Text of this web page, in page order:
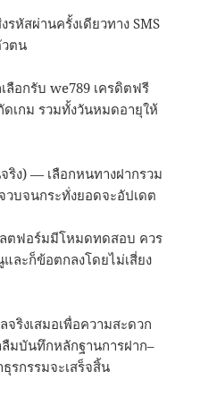
หัสผ่านครั้งเดียวทาง SMS
วตน
อกรับ we789 เครดิตฟรี
เกม รวมทั้งวันหมดอายุให้
ริง) — เลือกหนทางฝากรวม
วบจนกระทั่งยอดจะอัปเดต
ตฟอร์มมีโหมดทดสอบ ควร
และก็ข้อตกลงโดยไม่เสี่ยง
ริงเสมอเพื่อความสะดวก
มบันทึกหลักฐานการฝาก–
รกรรมจะเสร็จสิ้น